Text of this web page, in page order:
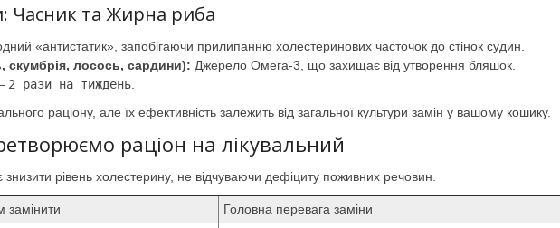
Часник та Жирна риба
«антистатик», запобігаючи прилипанню холестеринових часточок до стінок судин.
лосось, сардини): Джерело Омега-3, що захищає від утворення бляшок.
2 рази на тиждень.
раціону, але їх ефективність залежить від загальної культури замін у вашому кошику.
раціон на лікувальний
рівень холестерину, не відчуваючи дефіциту поживних речовин.
замінити
Головна перевага заміни